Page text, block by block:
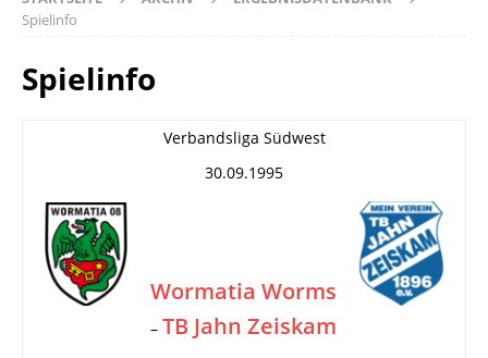
Spielinfo
Spielinfo
Verbandsliga Südwest
30.09.1995
Wormatia Worms
– TB Jahn Zeiskam